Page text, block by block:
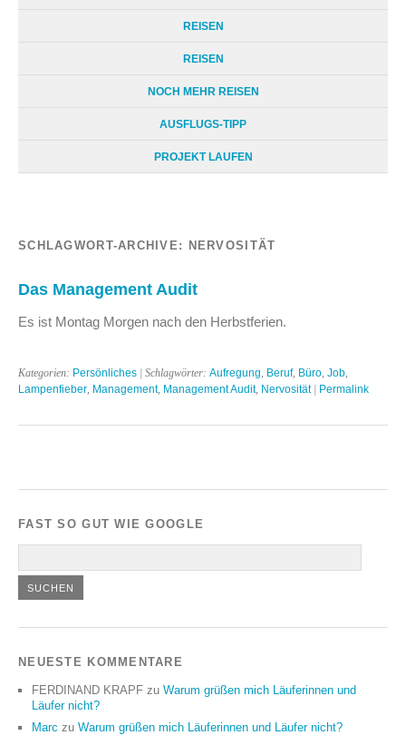
REISEN
REISEN
NOCH MEHR REISEN
AUSFLUGS-TIPP
PROJEKT LAUFEN
SCHLAGWORT-ARCHIVE: NERVOSITÄT
Das Management Audit
Es ist Montag Morgen nach den Herbstferien.
Kategorien: Persönliches | Schlagwörter: Aufregung Beruf, Büro Job
Lampenfieber Management, Management Audit, Nervosität| Permalink
FAST SO GUT WIE GOOGLE
NEUESTE KOMMENTARE
FERDINAND KRAPF zu Warum grüßen mich Läuferinnen und
Läufer nicht?
Marc zu Warum grüßen mich Läuferinnen und Läufer nicht?